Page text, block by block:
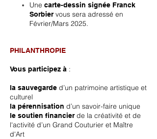
Une carte-dessin signée Franck
Sorbiervous sera adressé en
Février/Mars 2025.
PHILANTHROPIE
Vous participez à :
la sauvegarde d’un patrimoine artistique et
culturel
la pérennisation d’un savoir-faire unique
le soutien financierde la créativité et de
l'activité d’un Grand Couturier et Maître
d'Art